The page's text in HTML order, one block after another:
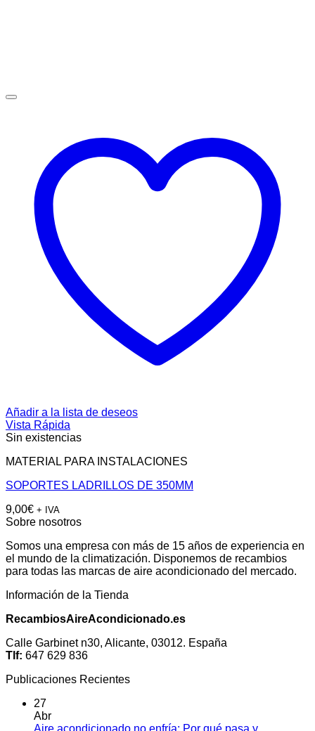
Añadir a la lista de deseos
Vista Rápida
Sin existencias
MATERIAL PARA INSTALACIONES
SOPORTES LADRILLOS DE 350MM
9,00€ + IVA
Sobre nosotros
Somos una empresa con más de 15 años de experiencia en
el mundo de la climatización. Disponemos de recambios
para todas las marcas de aire acondicionado del mercado.
Información de la Tienda
RecambiosAireAcondicionado.es
Calle Garbinet n30, Alicante, 03012. España
Tlf: 647 629 836
Publicaciones Recientes
27
Abr